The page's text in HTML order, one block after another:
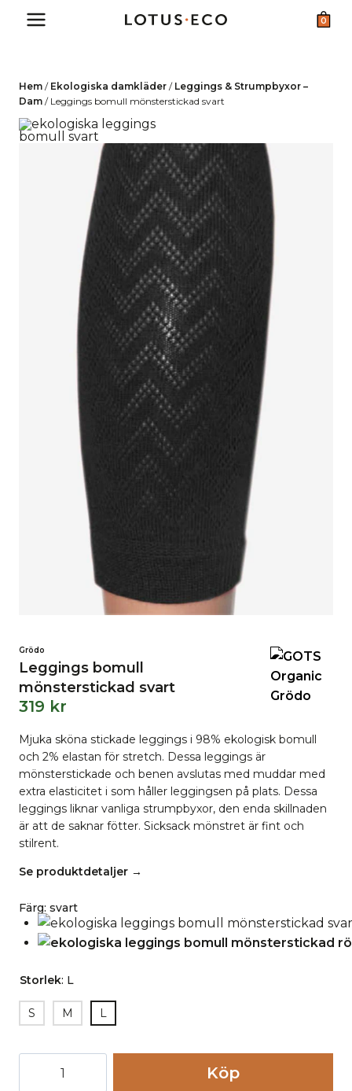
0
Hem / Ekologiska damkläder / Leggings & Strumpbyxor –
Dam / Leggings bomull mönsterstickad svart
Grödo
Leggings bomull
mönsterstickad svart
319 kr
Mjuka sköna stickade leggings i 98% ekologisk bomull
och 2% elastan för stretch. Dessa leggings är
mönsterstickade och benen avslutas med muddar med
extra elasticitet i som håller leggingsen på plats. Dessa
leggings liknar vanliga strumpbyxor, den enda skillnaden
är att de saknar fötter. Sicksack mönstret är fint och
stilrent.
Se produktdetaljer →
Färg: svart
Storlek: L
S M L
bomull
Köp